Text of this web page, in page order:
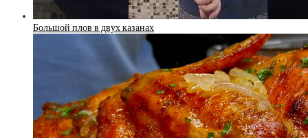
Большой плов в двух казанах